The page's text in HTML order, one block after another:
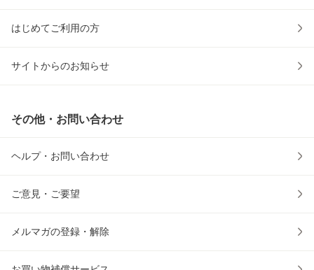
はじめてご利用の方
サイトからのお知らせ
その他・お問い合わせ
ヘルプ・お問い合わせ
ご意見・ご要望
メルマガの登録・解除